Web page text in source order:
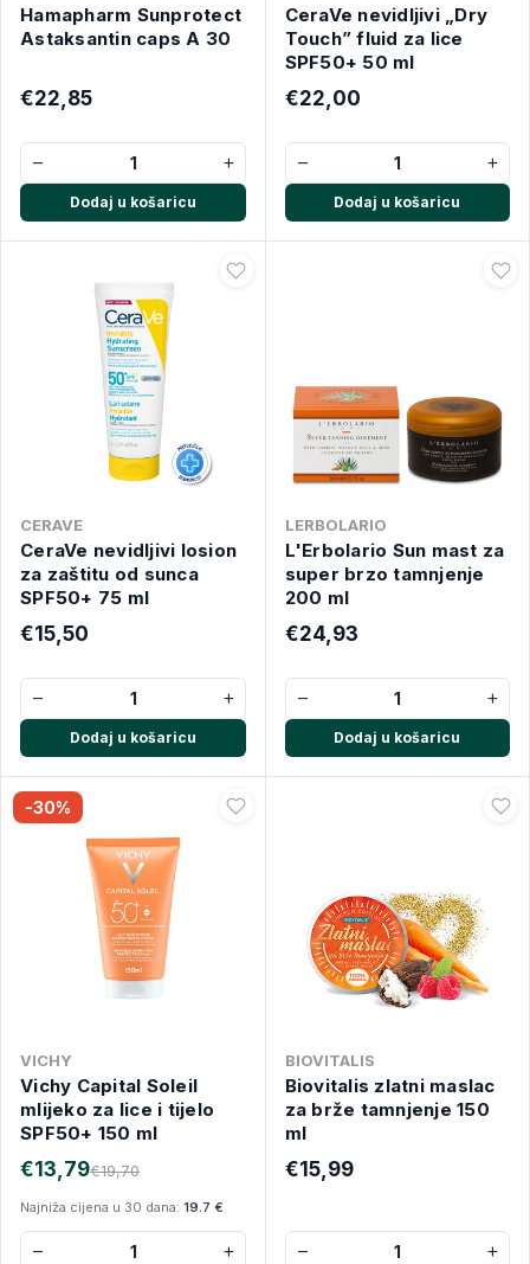
Hamapharm Sunprotect
Astaksantin caps A 30
€22,85
− +
Dodaj u košaricu
CeraVe nevidljivi „Dry
Touch” fluid za lice
SPF50+ 50 ml
€22,00
− +
Dodaj u košaricu
CERAVE
CeraVe nevidljivi losion
za zaštitu od sunca
SPF50+ 75 ml
€15,50
− +
Dodaj u košaricu
LERBOLARIO
L'Erbolario Sun mast za
super brzo tamnjenje
200 ml
€24,93
− +
Dodaj u košaricu
-30%
VICHY
Vichy Capital Soleil
mlijeko za lice i tijelo
SPF50+ 150 ml
€19,70
€13,79
Najniža cijena u 30 dana: 19.7 €
− +
BIOVITALIS
Biovitalis zlatni maslac
za brže tamnjenje 150
ml
€15,99
− +